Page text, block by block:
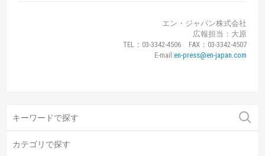
エン・ジャパン株式会社
広報担当：大原
TEL：03-3342-4506 FAX：03-3342-4507
E-mail:en-press@en-japan.com